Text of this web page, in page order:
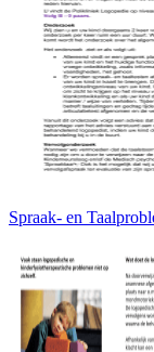
Spraak- en